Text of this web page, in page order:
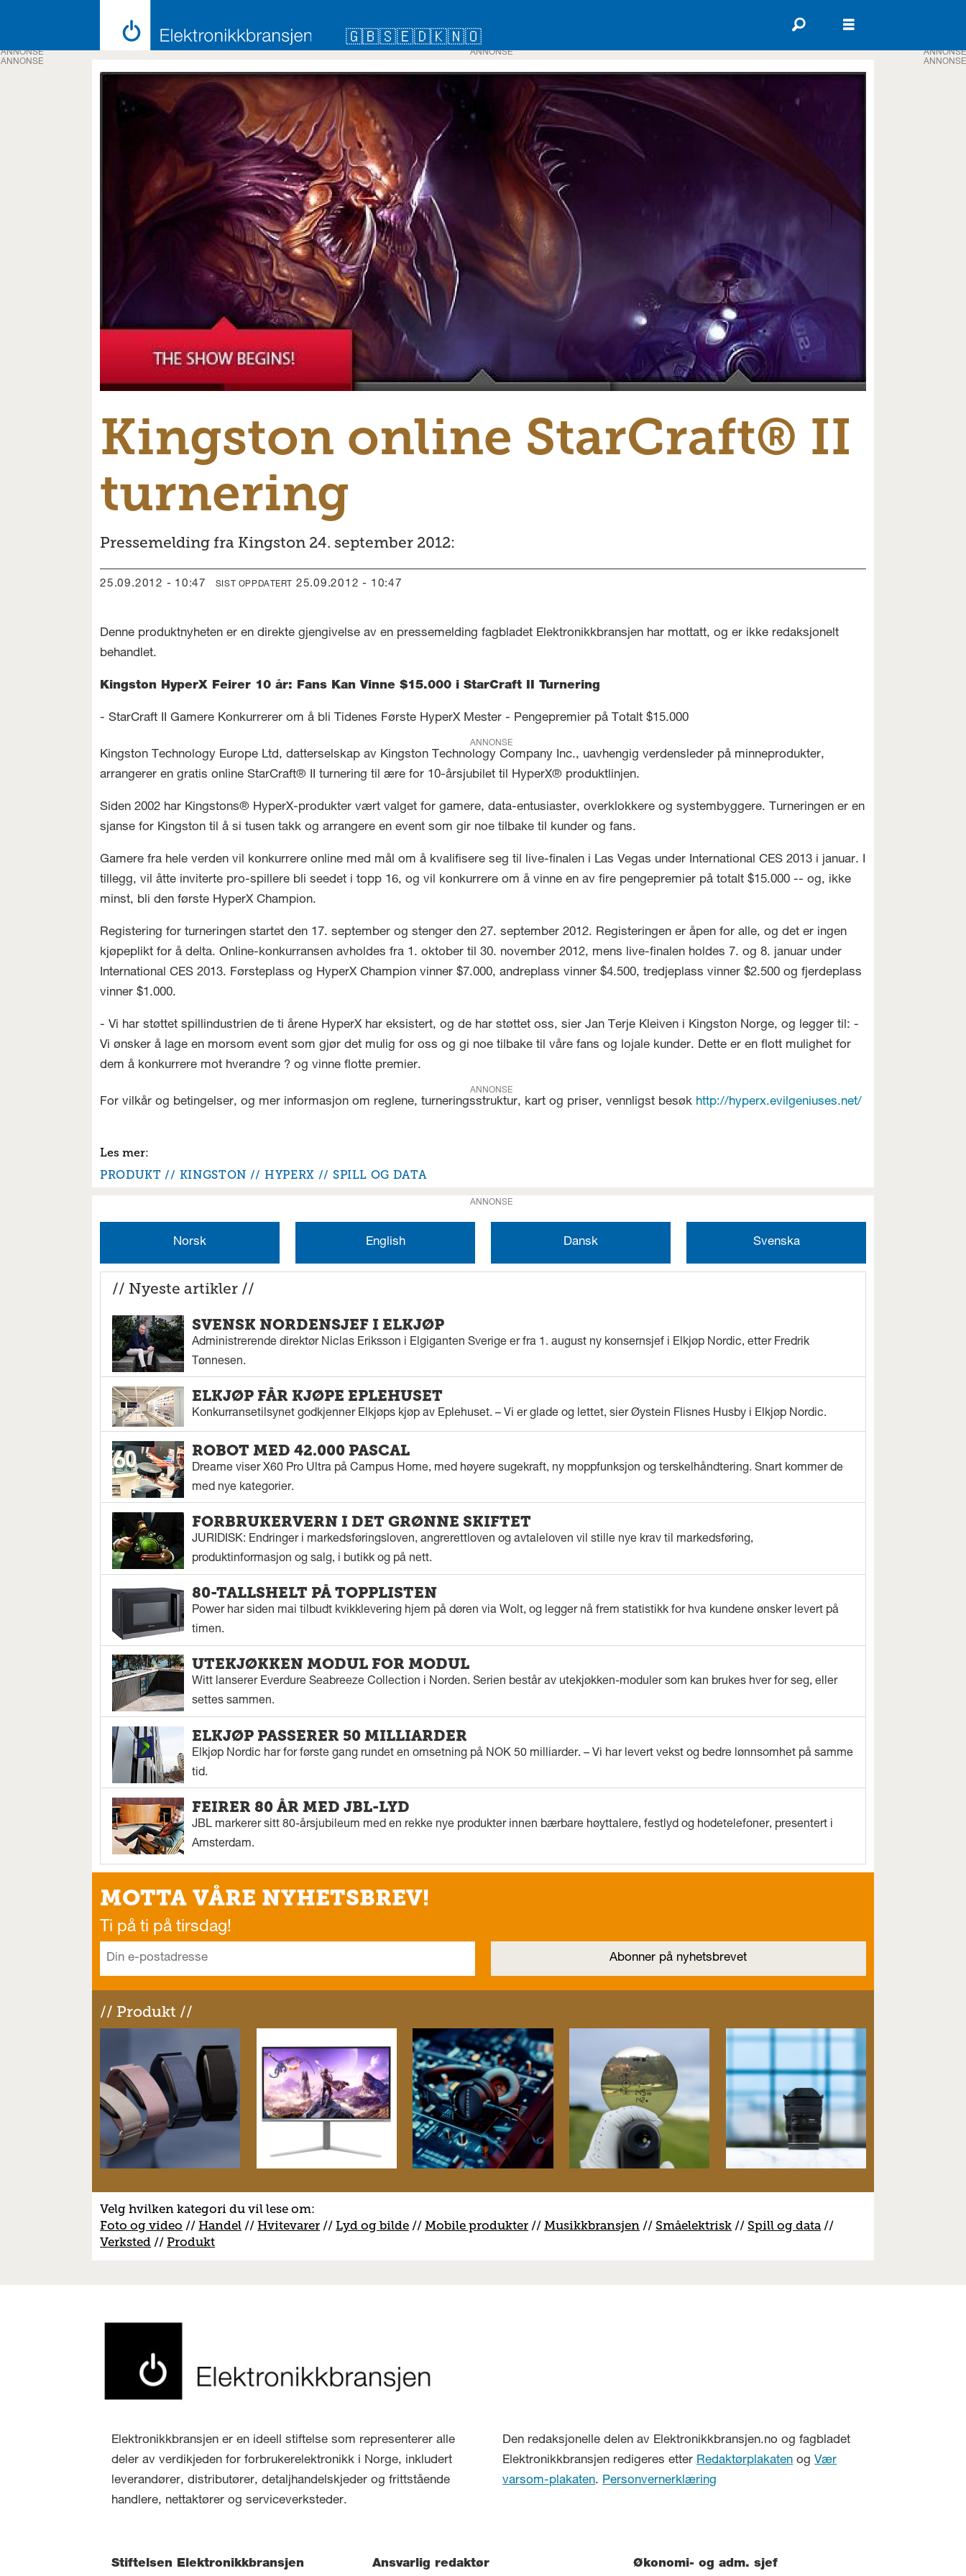
🇬🇧🇸🇪🇩🇰🇳🇴
ANNONSE
Kingston online StarCraft® II
turnering
Pressemelding fra Kingston 24. september 2012:
25.09.2012 - 10:47 SIST OPPDATERT 25.09.2012 - 10:47
Denne produktnyheten er en direkte gjengivelse av en pressemelding fagbladet Elektronikkbransjen har mottatt, og er ikke redaksjonelt
behandlet.
Kingston HyperX Feirer 10 år: Fans Kan Vinne $15.000 i StarCraft II Turnering
- StarCraft II Gamere Konkurrerer om å bli Tidenes Første HyperX Mester - Pengepremier på Totalt $15.000
ANNONSE
Kingston Technology Europe Ltd, datterselskap av Kingston Technology Company Inc., uavhengig verdensleder på minneprodukter,
arrangerer en gratis online StarCraft® II turnering til ære for 10-årsjubilet til HyperX® produktlinjen.
Siden 2002 har Kingstons® HyperX-produkter vært valget for gamere, data-entusiaster, overklokkere og systembyggere. Turneringen er en
sjanse for Kingston til å si tusen takk og arrangere en event som gir noe tilbake til kunder og fans.
Gamere fra hele verden vil konkurrere online med mål om å kvalifisere seg til live-finalen i Las Vegas under International CES 2013 i januar. I
tillegg, vil åtte inviterte pro-spillere bli seedet i topp 16, og vil konkurrere om å vinne en av fire pengepremier på totalt $15.000 -- og, ikke
minst, bli den første HyperX Champion.
Registering for turneringen startet den 17. september og stenger den 27. september 2012. Registeringen er åpen for alle, og det er ingen
kjøpeplikt for å delta. Online-konkurransen avholdes fra 1. oktober til 30. november 2012, mens live-finalen holdes 7. og 8. januar under
International CES 2013. Førsteplass og HyperX Champion vinner $7.000, andreplass vinner $4.500, tredjeplass vinner $2.500 og fjerdeplass
vinner $1.000.
- Vi har støttet spillindustrien de ti årene HyperX har eksistert, og de har støttet oss, sier Jan Terje Kleiven i Kingston Norge, og legger til: -
Vi ønsker å lage en morsom event som gjør det mulig for oss og gi noe tilbake til våre fans og lojale kunder. Dette er en flott mulighet for
dem å konkurrere mot hverandre ? og vinne flotte premier.
ANNONSE
For vilkår og betingelser, og mer informasjon om reglene, turneringsstruktur, kart og priser, vennligst besøk http://hyperx.evilgeniuses.net/
PRODUKT KINGSTON HYPERX SPILL OG DATA
ANNONSE
Norsk English Dansk Svenska
// Nyeste artikler //
SVENSK NORDENSJEF I ELKJØP
Administrerende direktør Niclas Eriksson i Elgiganten Sverige er fra 1. august ny konsernsjef i Elkjøp Nordic, etter Fredrik
Tønnesen.
ELKJØP FÅR KJØPE EPLEHUSET
Konkurransetilsynet godkjenner Elkjøps kjøp av Eplehuset. – Vi er glade og lettet, sier Øystein Flisnes Husby i Elkjøp Nordic.
ROBOT MED 42.000 PASCAL
Dreame viser X60 Pro Ultra på Campus Home, med høyere sugekraft, ny moppfunksjon og terskelhåndtering. Snart kommer de
med nye kategorier.
FORBRUKERVERN I DET GRØNNE SKIFTET
JURIDISK: Endringer i markedsføringsloven, angrerettloven og avtaleloven vil stille nye krav til markedsføring,
produktinformasjon og salg, i butikk og på nett.
80-TALLSHELT PÅ TOPPLISTEN
Power har siden mai tilbudt kvikklevering hjem på døren via Wolt, og legger nå frem statistikk for hva kundene ønsker levert på
timen.
UTEKJØKKEN MODUL FOR MODUL
Witt lanserer Everdure Seabreeze Collection i Norden. Serien består av utekjøkken-moduler som kan brukes hver for seg, eller
settes sammen.
ELKJØP PASSERER 50 MILLIARDER
Elkjøp Nordic har for første gang rundet en omsetning på NOK 50 milliarder. – Vi har levert vekst og bedre lønnsomhet på samme
tid.
FEIRER 80 ÅR MED JBL-LYD
JBL markerer sitt 80-årsjubileum med en rekke nye produkter innen bærbare høyttalere, festlyd og hodetelefoner, presentert i
Amsterdam.
MOTTA VÅRE NYHETSBREV!
Ti på ti på tirsdag!
// Produkt //
Velg hvilken kategori du vil lese om:
Foto og video //Handel //Hvitevarer // Lyd og bilde //Mobile produkter //Musikkbransjen // Småelektrisk // Spill og data //
Verksted //Produkt
ANNONSE
ANNONSE
ANNONSE
ANNONSE
Elektronikkbransjen er en ideell stiftelse som representerer alle
deler av verdikjeden for forbrukerelektronikk i Norge, inkludert
leverandører, distributører, detaljhandelskjeder og frittstående
handlere, nettaktører og serviceverksteder.
Den redaksjonelle delen av Elektronikkbransjen.no og fagbladet
Elektronikkbransjen redigeres etter Redaktørplakaten ogVær
varsom-plakaten. Personvernerklæring
Stiftelsen Elektronikkbransjen Ansvarlig redaktør Økonomi- og adm. sjef